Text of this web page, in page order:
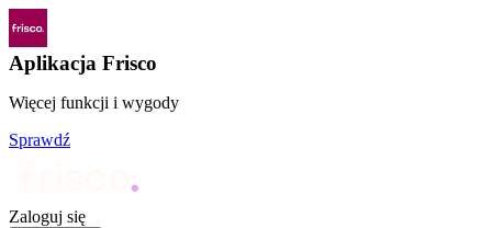
Aplikacja Frisco
Więcej funkcji i wygody
Sprawdź
Zaloguj się